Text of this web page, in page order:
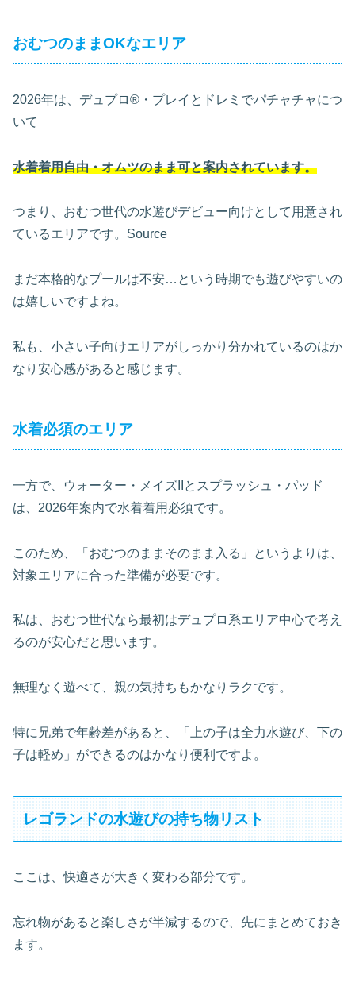
おむつのままOKなエリア
2026年は、デュプロ®・プレイとドレミでパチャチャにつ
いて
水着着用自由・オムツのまま可と案内されています。
つまり、おむつ世代の水遊びデビュー向けとして用意され
ているエリアです。Source
まだ本格的なプールは不安…という時期でも遊びやすいの
は嬉しいですよね。
私も、小さい子向けエリアがしっかり分かれているのはか
なり安心感があると感じます。
水着必須のエリア
一方で、ウォーター・メイズIIとスプラッシュ・パッド
は、2026年案内で水着着用必須です。
このため、「おむつのままそのまま入る」というよりは、
対象エリアに合った準備が必要です。
私は、おむつ世代なら最初はデュプロ系エリア中心で考え
るのが安心だと思います。
無理なく遊べて、親の気持ちもかなりラクです。
特に兄弟で年齢差があると、「上の子は全力水遊び、下の
子は軽め」ができるのはかなり便利ですよ。
レゴランドの水遊びの持ち物リスト
ここは、快適さが大きく変わる部分です。
忘れ物があると楽しさが半減するので、先にまとめておき
ます。